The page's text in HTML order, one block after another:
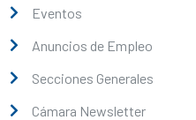
Eventos
Anuncios de Empleo
Secciones Generales
Cámara Newsletter